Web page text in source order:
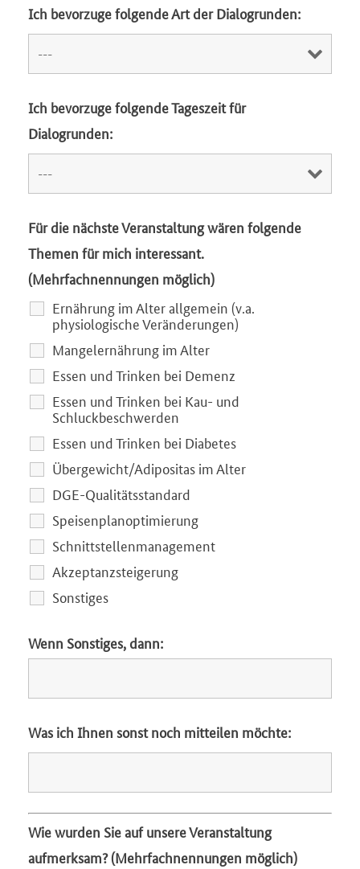
Ich bevorzuge folgende Art der Dialogrunden:
Ich bevorzuge folgende Tageszeit für
Dialogrunden:
Für die nächste Veranstaltung wären folgende
Themen für mich interessant.
(Mehrfachnennungen möglich)
Ernährung im Alter allgemein (v.a.
physiologische Veränderungen)
Mangelernährung im Alter
Essen und Trinken bei Demenz
Essen und Trinken bei Kau- und
Schluckbeschwerden
Essen und Trinken bei Diabetes
Übergewicht/Adipositas im Alter
DGE-Qualitätsstandard
Speisenplanoptimierung
Schnittstellenmanagement
Akzeptanzsteigerung
Sonstiges
Wenn Sonstiges, dann:
Was ich Ihnen sonst noch mitteilen möchte:
Wie wurden Sie auf unsere Veranstaltung
aufmerksam? (Mehrfachnennungen möglich)